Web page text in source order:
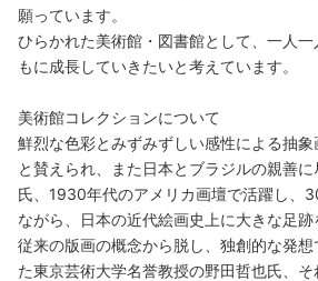
願っています。
ひらかれた美術館・図書館として、一人一
もに成長していきたいと考えています。
美術館コレクションについて
鮮烈な色彩とみずみずしい感性による抽
と賛えられ、また日本とブラジルの親善
氏、1930年代のアメリカ画壇で活躍し、
ながら、日本の近代絵画史上に大きな足跡
従来の版画の概念から脱し、独創的な発
た東京芸術大学名誉教授の野田哲也氏、